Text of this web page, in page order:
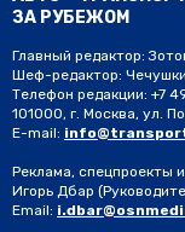
ЗА РУБЕЖОМ
Главный редактор:
Шеф-редактор:
Телефон редакции: +7
101000, г. Москва, ул.
E-mail:
Реклама, спецпроекты
Игорь Дбар
Email: